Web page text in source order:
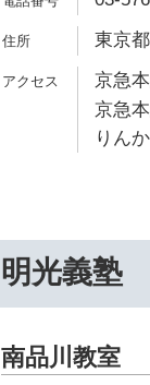
東京
京急
京急
りん
明光義塾
南品川教室